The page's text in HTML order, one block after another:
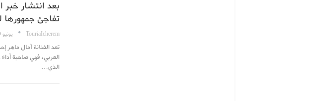
بعد انتشار خبر
تفاجئ جمهورها
TouriaIcherem يونيو 29, 2022
تعد الفنانة آمال
العربي، فهي صاحبة
الذي…